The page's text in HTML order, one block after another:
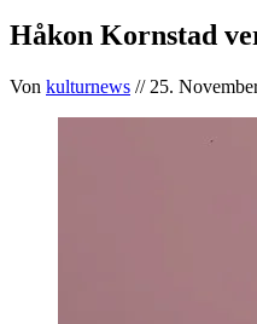
Håkon Kornstad
Von kulturnews // 25.